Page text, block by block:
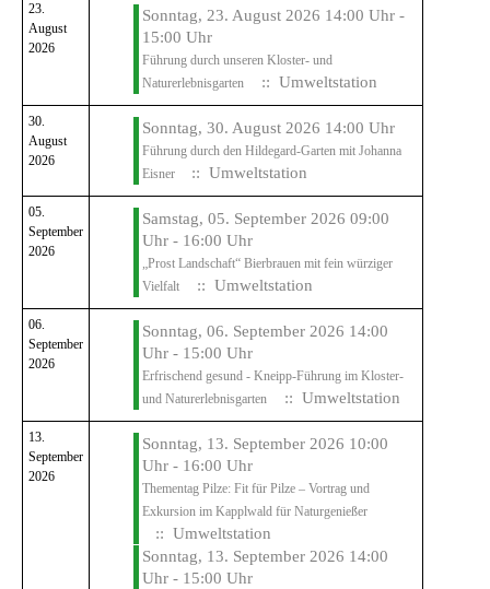
23.
August
2026
Sonntag, 23. August 2026 14:00 Uhr -
15:00 Uhr
Führung durch unseren Kloster- und
Naturerlebnisgarten
:: Umweltstation
30.
August
2026
Sonntag, 30. August 2026 14:00 Uhr
Führung durch den Hildegard-Garten mit Johanna
Eisner
:: Umweltstation
05.
September
2026
Samstag, 05. September 2026 09:00
Uhr - 16:00 Uhr
„Prost Landschaft“ Bierbrauen mit fein würziger
Vielfalt
:: Umweltstation
06.
September
2026
Sonntag, 06. September 2026 14:00
Uhr - 15:00 Uhr
Erfrischend gesund - Kneipp-Führung im Kloster-
und Naturerlebnisgarten
:: Umweltstation
13.
September
2026
Sonntag, 13. September 2026 10:00
Uhr - 16:00 Uhr
Thementag Pilze: Fit für Pilze – Vortrag und
Exkursion im Kapplwald für Naturgenießer
:: Umweltstation
Sonntag, 13. September 2026 14:00
Uhr - 15:00 Uhr